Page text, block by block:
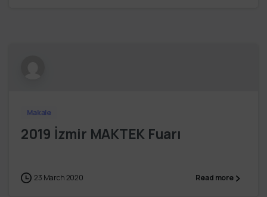
Makale
2019 İzmir MAKTEK Fuarı
23 March 2020 Read more